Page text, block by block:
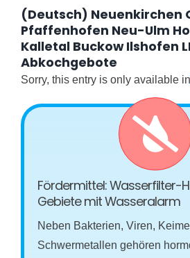
(Deutsch) Neuenkirchen
Pfaffenhofen Neu-Ulm
Kalletal Buckow Ilshofen
Abkochgebote
Sorry, this entry is only available in
Fördermittel: Wasserfilter-
Gebiete mit Wasseralarm
Neben Bakterien, Viren,
Schwermetallen gehören